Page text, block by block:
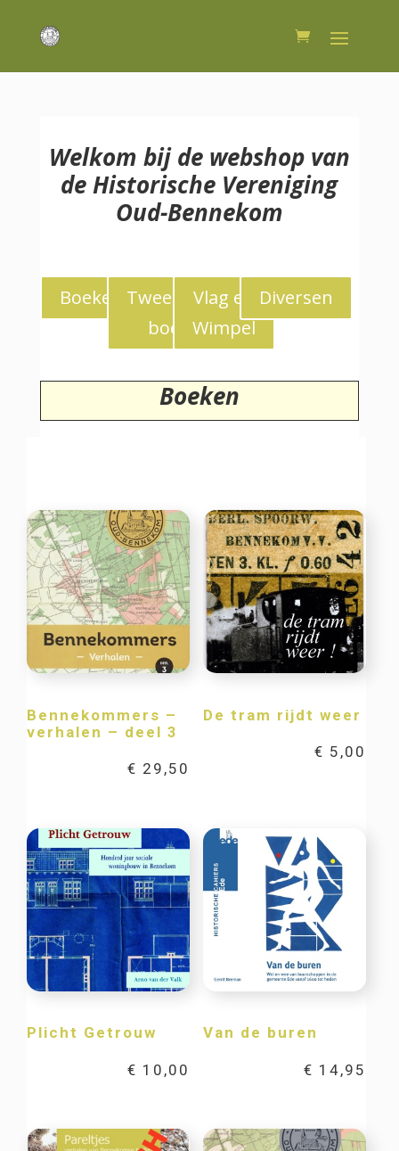
Welkom bij de webshop van
de Historische Vereniging
Oud-Bennekom
Boeken
Tweedekans
boeken
Vlag en
Wimpel
Diversen
Boeken
Bennekommers –
verhalen – deel 3
€ 29,50
De tram rijdt weer
€ 5,00
Plicht Getrouw
€ 10,00
Van de buren
€ 14,95